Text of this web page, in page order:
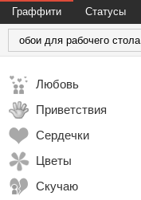
Граффити Статусы
обои для рабочего стола
Любовь
Приветствия
Сердечки
Цветы
Скучаю